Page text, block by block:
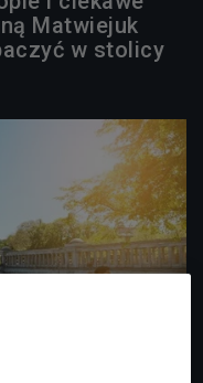
Matwiejuk
w stolicy